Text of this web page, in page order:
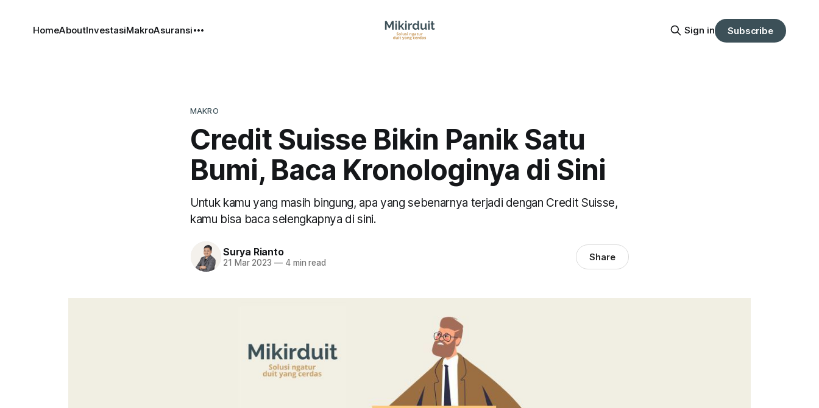
HomeAboutInvestasiMakroAsuransi Sign in Subscribe
MAKRO
Credit Suisse Bikin Panik Satu
Bumi, Baca Kronologinya di Sini
Untuk kamu yang masih bingung, apa yang sebenarnya terjadi dengan Credit Suisse,
kamu bisa baca selengkapnya di sini.
Surya Rianto
21 Mar 2023 —4 min read Share